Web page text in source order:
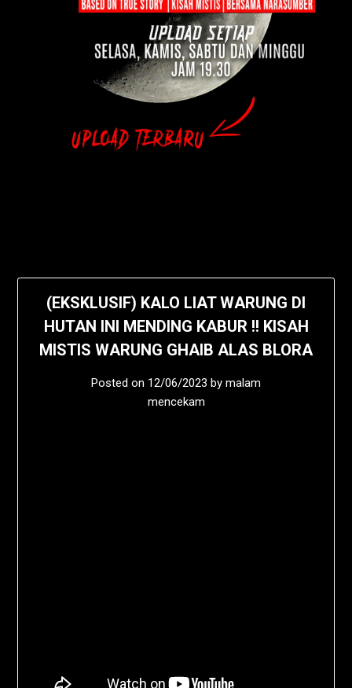
(EKSKLUSIF) KALO LIAT WARUNG DI
HUTAN INI MENDING KABUR !! KISAH
MISTIS WARUNG GHAIB ALAS BLORA
Posted on 12/06/2023 by malam
mencekam